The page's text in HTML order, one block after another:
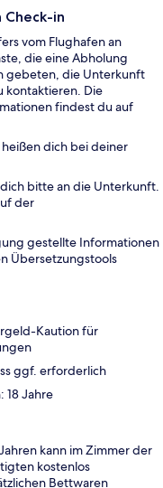
Check-in
vom Flughafen an
die eine Abholung
gebeten, die Unterkunft
kontaktieren. Die
findest du auf
dich bei deiner
bitte an die Unterkunft.
der
gestellte Informationen
Übersetzungstools
Kaution für
ggf. erforderlich
18 Jahre
kann im Zimmer der
kostenlos
Bettwaren